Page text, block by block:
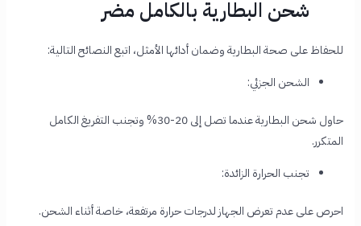
شحن البطارية بالكامل مضر
للحفاظ على صحة البطارية وضمان أدائها الأمثل، اتبع النصائح التالية:
الشحن الجزئي:
حاول شحن البطارية عندما تصل إلى 20-30% وتجنب التفريغ الكامل
المتكرر.
تجنب الحرارة الزائدة:
احرص على عدم تعرض الجهاز لدرجات حرارة مرتفعة، خاصة أثناء الشحن.